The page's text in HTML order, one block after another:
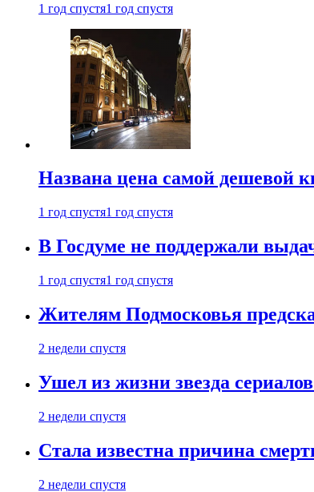
1 год спустя1 год спустя
Названа цена самой дешевой
1 год спустя1 год спустя
В Госдуме не поддержали
1 год спустя1 год спустя
Жителям Подмосковья
2 недели спустя
Ушел из жизни звезда
2 недели спустя
Стала известна причина
2 недели спустя